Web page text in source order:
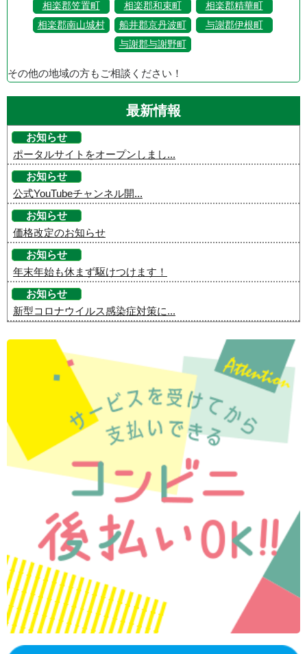
相楽郡笠置町
相楽郡和束町
相楽郡精華町
相楽郡南山城村
船井郡京丹波町
与謝郡伊根町
与謝郡与謝野町
その他の地域の方もご相談ください！
最新情報
お知らせ
ポータルサイトをオープンしまし...
お知らせ
公式YouTubeチャンネル開...
お知らせ
価格改定のお知らせ
お知らせ
年末年始も休まず駆けつけます！
お知らせ
新型コロナウイルス感染症対策に...